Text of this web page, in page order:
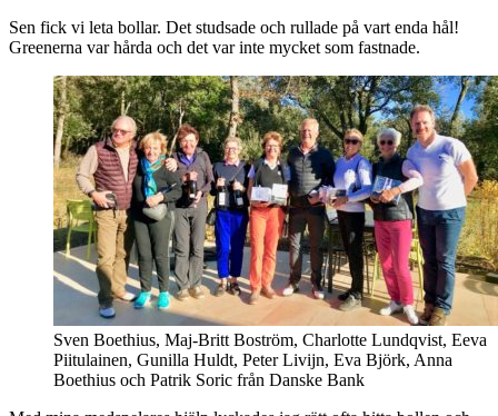
Sen fick vi leta bollar. Det studsade och rullade på vart enda hål!
Greenerna var hårda och det var inte mycket som fastnade.
Sven Boethius, Maj-Britt Boström, Charlotte Lundqvist, Eeva
Piitulainen, Gunilla Huldt, Peter Livijn, Eva Björk, Anna
Boethius och Patrik Soric från Danske Bank